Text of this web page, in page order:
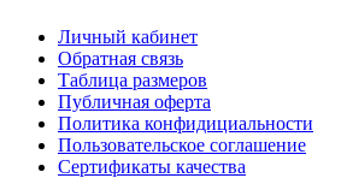
Личный кабинет
Обратная связь
Таблица размеров
Публичная оферта
Политика конфидициальности
Пользовательское соглашение
Сертификаты качества